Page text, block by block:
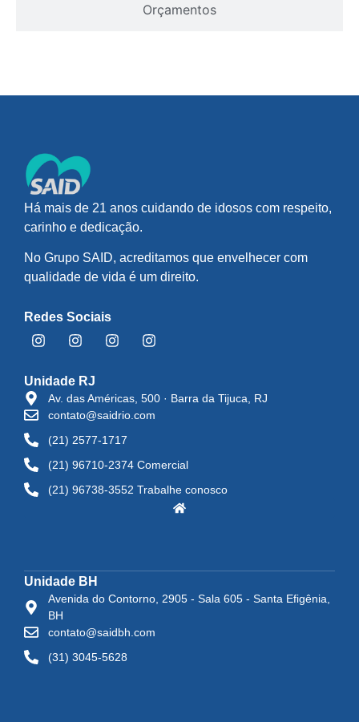
Orçamentos
Há mais de 21 anos cuidando de idosos com respeito,
carinho e dedicação.
No Grupo SAID, acreditamos que envelhecer com
qualidade de vida é um direito.
Redes Sociais
Unidade RJ
Av. das Américas, 500 · Barra da Tijuca, RJ
contato@saidrio.com
(21) 2577-1717
(21) 96710-2374 Comercial
(21) 96738-3552 Trabalhe conosco
Unidade BH
Avenida do Contorno, 2905 - Sala 605 - Santa Efigênia,
BH
contato@saidbh.com
(31) 3045-5628